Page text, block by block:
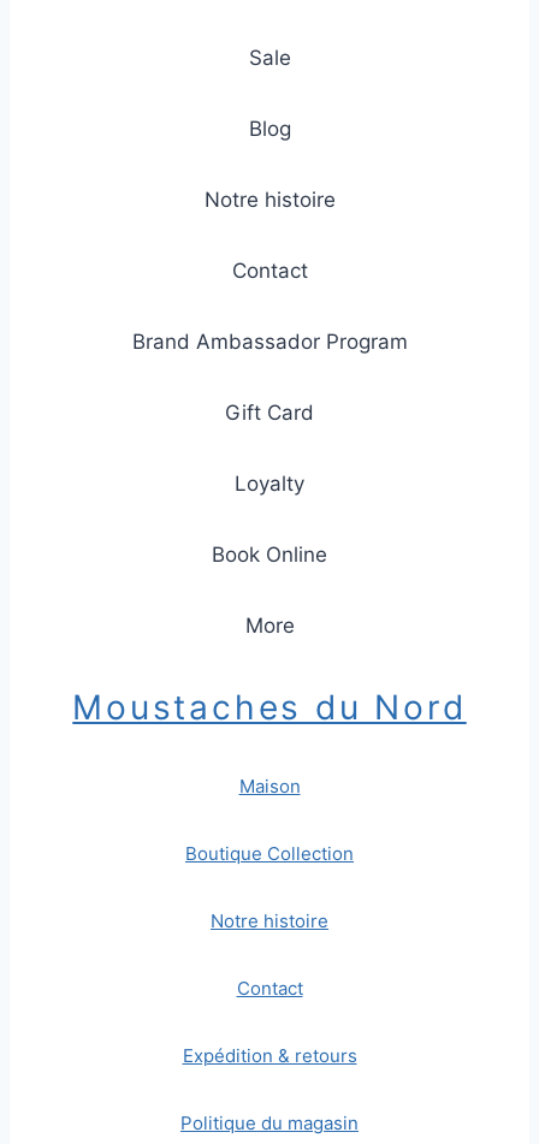
Sale
Blog
Notre histoire
Contact
Brand Ambassador Program
Gift Card
Loyalty
Book Online
More
Moustaches du Nord
Maison
Boutique Collection
Notre histoire
Contact
Expédition & retours
Politique du magasin